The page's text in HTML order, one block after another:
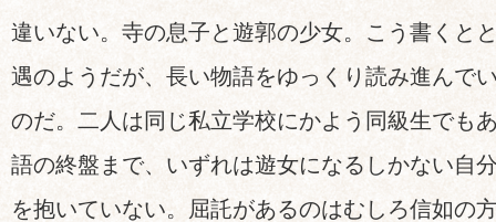
違いない。寺の息子と遊郭の少女。こう書くと
遇のようだが、長い物語をゆっくり読み進んで
のだ。二人は同じ私立学校にかよう同級生でも
語の終盤まで、いずれは遊女になるしかない自
を抱いていない。屈託があるのはむしろ信如の